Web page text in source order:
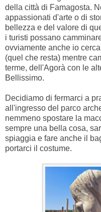
della città di Famagosta.
appassionati d'arte o di
bellezza e del valore di
i turisti possano
ovviamente anche io
(quel che resta) mentre
terme, dell'Agorà con le
Bellissimo.
Decidiamo di fermarci a
all'ingresso del parco
nemmeno spostare la
sempre una bella cosa,
spiaggia e fare anche il
portarci il costume.